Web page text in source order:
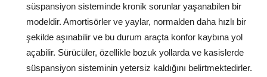
süspansiyon sisteminde kronik sorunlar yaşanabilen bir
modeldir. Amortisörler ve yaylar, normalden daha hızlı bir
şekilde aşınabilir ve bu durum araçta konfor kaybına yol
açabilir. Sürücüler, özellikle bozuk yollarda ve kasislerde
süspansiyon sisteminin yetersiz kaldığını belirtmektedirler.